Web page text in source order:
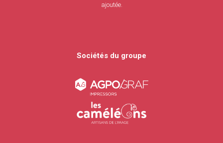
ajoutée.
Sociétés du groupe